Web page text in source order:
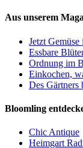
Aus unserem
Jetzt
Essbare
Ordnung im
Einkochen,
Des Gärtners
Bloomling
Chic Antique
Heimgart